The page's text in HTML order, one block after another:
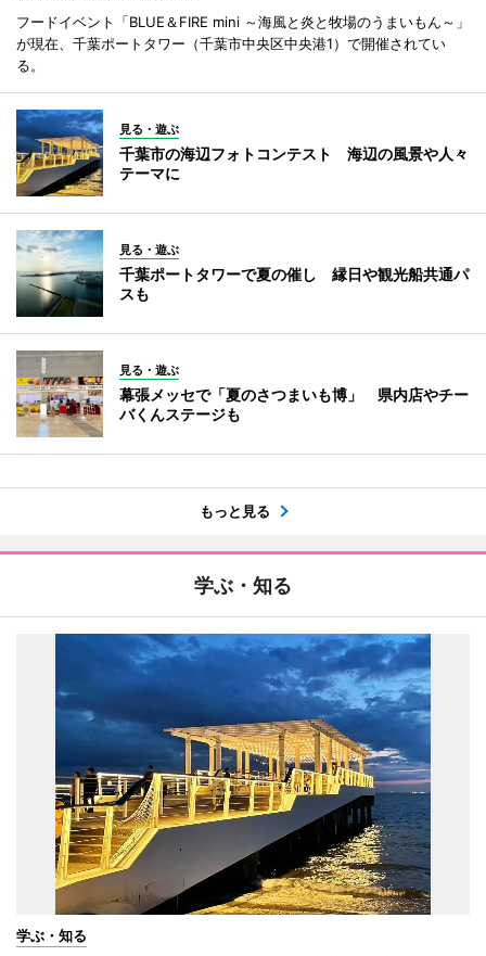
フードイベント「BLUE＆FIRE mini ～海風と炎と牧場のうまいもん～」
が現在、千葉ポートタワー（千葉市中央区中央港1）で開催されてい
る。
見る・遊ぶ
千葉市の海辺フォトコンテスト 海辺の風景や人々
テーマに
見る・遊ぶ
千葉ポートタワーで夏の催し 縁日や観光船共通パ
スも
見る・遊ぶ
幕張メッセで「夏のさつまいも博」 県内店やチー
バくんステージも
もっと見る
学ぶ・知る
学ぶ・知る